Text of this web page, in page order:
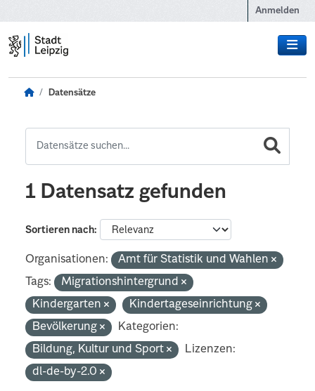
Anmelden
Datensätze
1 Datensatz gefunden
Sortieren nach
Organisationen:
Amt für Statistik und Wahlen
Tags:
Migrationshintergrund
Kindergarten
Kindertageseinrichtung
Bevölkerung
Kategorien:
Bildung, Kultur und Sport
Lizenzen:
dl-de-by-2.0